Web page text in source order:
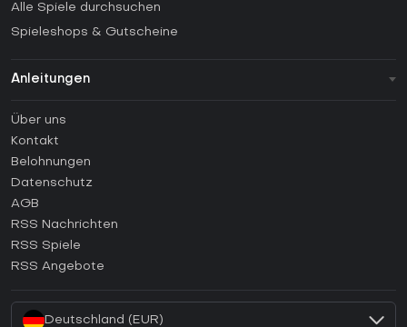
Alle Spiele durchsuchen
Spieleshops & Gutscheine
Anleitungen
Anleitungen
Wie aktiviert man einen Steam CD Key?
Wie aktiviert man einen Epic Games CD Key?
Wie aktiviert man einen GOG CD Key?
Wie aktiviert man einen Ubisoft Connect CD Key?
Wie aktiviert man einen EA App CD Key?
Über uns
Kontakt
Belohnungen
Datenschutz
AGB
RSS Nachrichten
RSS Spiele
RSS Angebote
Deutschland (EUR)